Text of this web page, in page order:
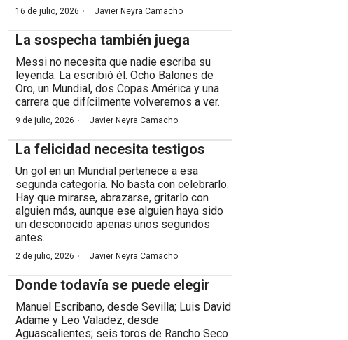
16 de julio, 2026 · Javier Neyra Camacho
La sospecha también juega
Messi no necesita que nadie escriba su
leyenda. La escribió él. Ocho Balones de
Oro, un Mundial, dos Copas América y una
carrera que difícilmente volveremos a ver.
9 de julio, 2026 · Javier Neyra Camacho
La felicidad necesita testigos
Un gol en un Mundial pertenece a esa
segunda categoría. No basta con celebrarlo.
Hay que mirarse, abrazarse, gritarlo con
alguien más, aunque ese alguien haya sido
un desconocido apenas unos segundos
antes.
2 de julio, 2026 · Javier Neyra Camacho
Donde todavía se puede elegir
Manuel Escribano, desde Sevilla; Luis David
Adame y Leo Valadez, desde
Aguascalientes; seis toros de Rancho Seco